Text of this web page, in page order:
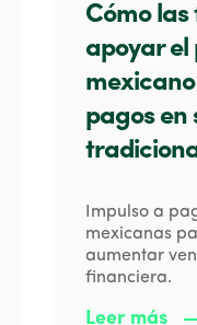
Cómo
apoyar el
pagos en
Impulso a
mexicanas
aumentar
financiera.
Leer más